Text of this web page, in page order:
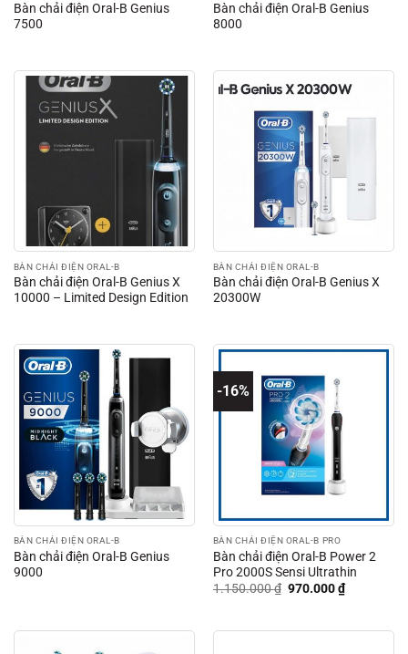
Bàn chải điện Oral-B Genius
7500
Bàn chải điện Oral-B Genius
8000
BÀN CHẢI ĐIỆN ORAL-B
Bàn chải điện Oral-B Genius X
10000 – Limited Design Edition
BÀN CHẢI ĐIỆN ORAL-B
Bàn chải điện Oral-B Genius X
20300W
BÀN CHẢI ĐIỆN ORAL-B
Bàn chải điện Oral-B Genius
9000
-16%
BÀN CHẢI ĐIỆN ORAL-B PRO
Bàn chải điện Oral-B Power 2
Pro 2000S Sensi Ultrathin
1.150.000₫ Giá
970.000₫Giá
hiện
970.000 ₫.